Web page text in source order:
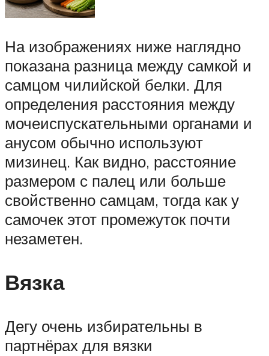
На изображениях ниже наглядно
показана разница между самкой и
самцом чилийской белки. Для
определения расстояния между
мочеиспускательными органами и
анусом обычно используют
мизинец. Как видно, расстояние
размером с палец или больше
свойственно самцам, тогда как у
самочек этот промежуток почти
незаметен.
Вязка
Дегу очень избирательны в
партнёрах для вязки